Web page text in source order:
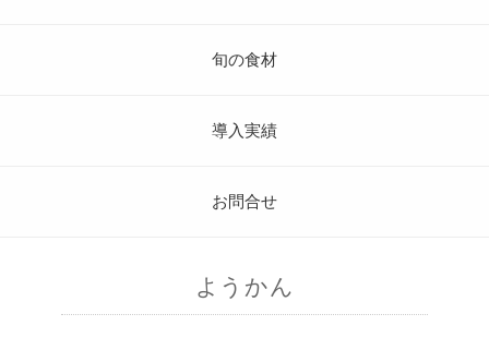
旬の食材
導入実績
お問合せ
ようかん